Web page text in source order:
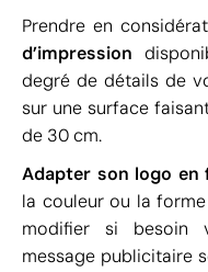
Prendre en
d’impression
degré de détails de
sur une surface
de 30 cm.
Adapter son logo en
la couleur ou la
modifier si besoin
message publicitaire